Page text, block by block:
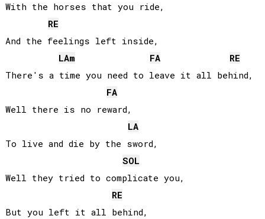
With the horses that you ride,
RE
And the feelings left inside,
LAm FA
RE
There's a time you need to leave it all behind,
FA
Well there is no reward,
LA
To live and die by the sword,
SOL
Well they tried to complicate you,
RE
But you left it all behind,